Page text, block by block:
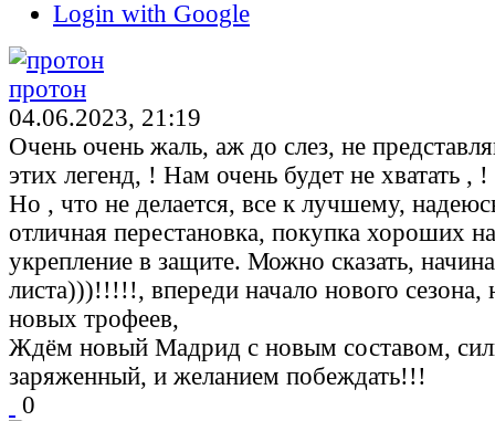
Login with Google
протон
04.06.2023, 21:19
Очень очень жаль, аж до слез, не
этих легенд, ! Нам очень будет не хватать , !
Но , что не делается, все к лучшему,
отличная перестановка, покупка хороших
укрепление в защите. Можно сказать,
листа)))!!!!!, впереди начало нового
новых трофеев,
Ждём новый Мадрид с новым составом,
заряженный, и желанием побеждать!!!
0